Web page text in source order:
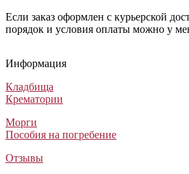
Если заказ оформлен с курьерской
порядок и условия оплаты можно у
Венки из искусственных цветов
Венки из искусственных цветов
Венки из искусственных цветов
Венки из искусственных цветов
Информация
Кладбища
Крематории
Морги
Пособия на погребение
Отзывы